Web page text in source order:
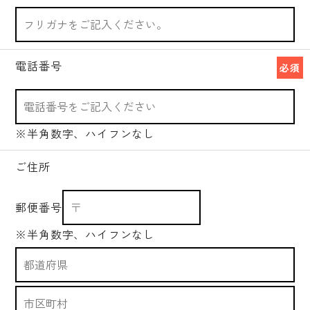
電話番号 必須
※半角数字、ハイフンなし
ご住所
郵便番号
※半角数字、ハイフンなし